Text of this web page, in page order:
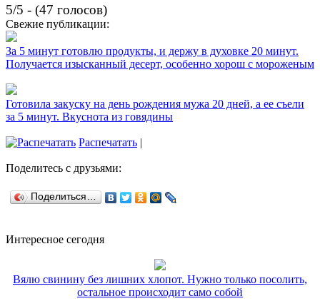
5/5 - (47 голосов)
Свежие публикации:
За 5 минут готовлю продукты, и держу в духовке 20 минут.
Получается изысканный десерт, особенно хорош с мороженым
Готовила закуску на день рождения мужа 20 дней, а ее съели
за 5 минут. Вкуснота из говядины
Распечатать |
Поделитесь с друзьями:
Поделиться…
Интересное сегодня
Вялю свинину без лишних хлопот. Нужно только посолить,
остальное происходит само собой